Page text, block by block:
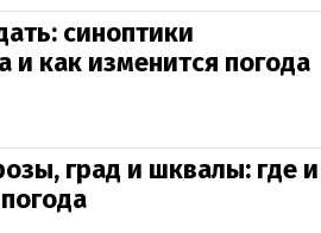
синоптики
и как изменится погода
град и шквалы: где и